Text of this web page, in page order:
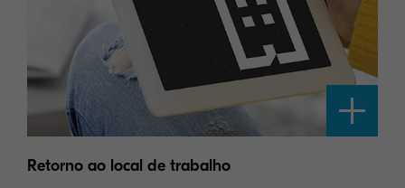
Retorno ao local de trabalho